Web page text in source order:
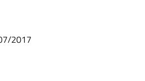
2017